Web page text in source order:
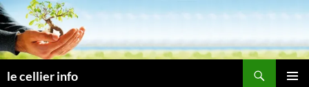
Aller
au
contenu
le cellier info